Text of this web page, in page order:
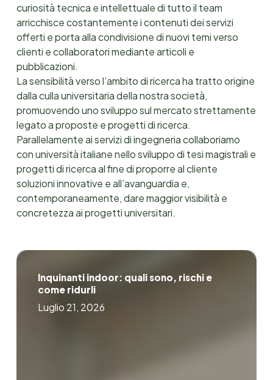
curiosità tecnica e intellettuale di tutto il team
arricchisce costantemente i contenuti dei servizi
offerti e porta alla condivisione di nuovi temi verso
clienti e collaboratori mediante articoli e
pubblicazioni.
La sensibilità verso l’ambito di ricerca ha tratto origine
dalla culla universitaria della nostra società,
promuovendo uno sviluppo sul mercato strettamente
legato a proposte e progetti di ricerca.
Parallelamente ai servizi di ingegneria collaboriamo
con università italiane nello sviluppo di tesi magistrali e
progetti di ricerca al fine di proporre al cliente
soluzioni innovative e all’avanguardia e,
contemporaneamente, dare maggior visibilità e
concretezza ai progetti universitari.
Inquinanti
sono,
rischi
Inquinanti indoor: quali sono, rischi e
come ridurli
Luglio 21, 2026